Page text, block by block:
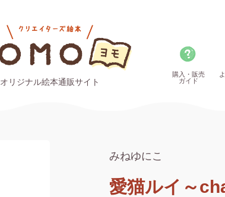
オリジナル絵本通販サイト
購入・販売
ガイド
みねゆにこ
愛猫ルイ～